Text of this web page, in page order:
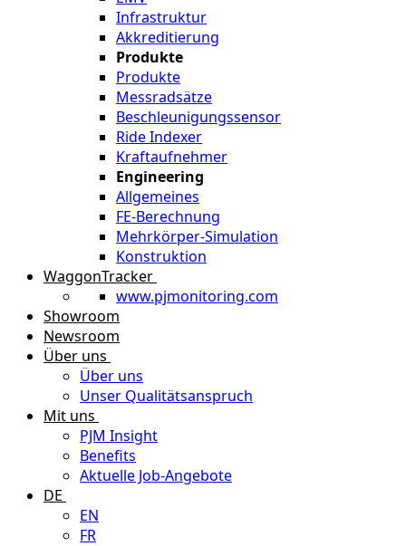
Infrastruktur
Akkreditierung
Produkte
Produkte
Messradsätze
Beschleunigungssensor
Ride Indexer
Kraftaufnehmer
Engineering
Allgemeines
FE-Berechnung
Mehrkörper-Simulation
Konstruktion
WaggonTracker
www.pjmonitoring.com
Showroom
Newsroom
Über uns
Über uns
Unser Qualitätsanspruch
Mit uns
PJM Insight
Benefits
Aktuelle Job-Angebote
DE
EN
FR